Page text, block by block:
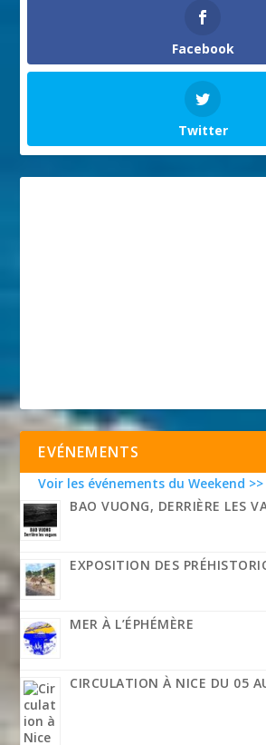
Facebook
Twitter
EVÉNEMENTS
Voir les événements du Weekend >>
BAO VUONG, DERRIÈRE LES
EXPOSITION DES
MER À L’ÉPHÉMÈRE
CIRCULATION À NICE DU 05